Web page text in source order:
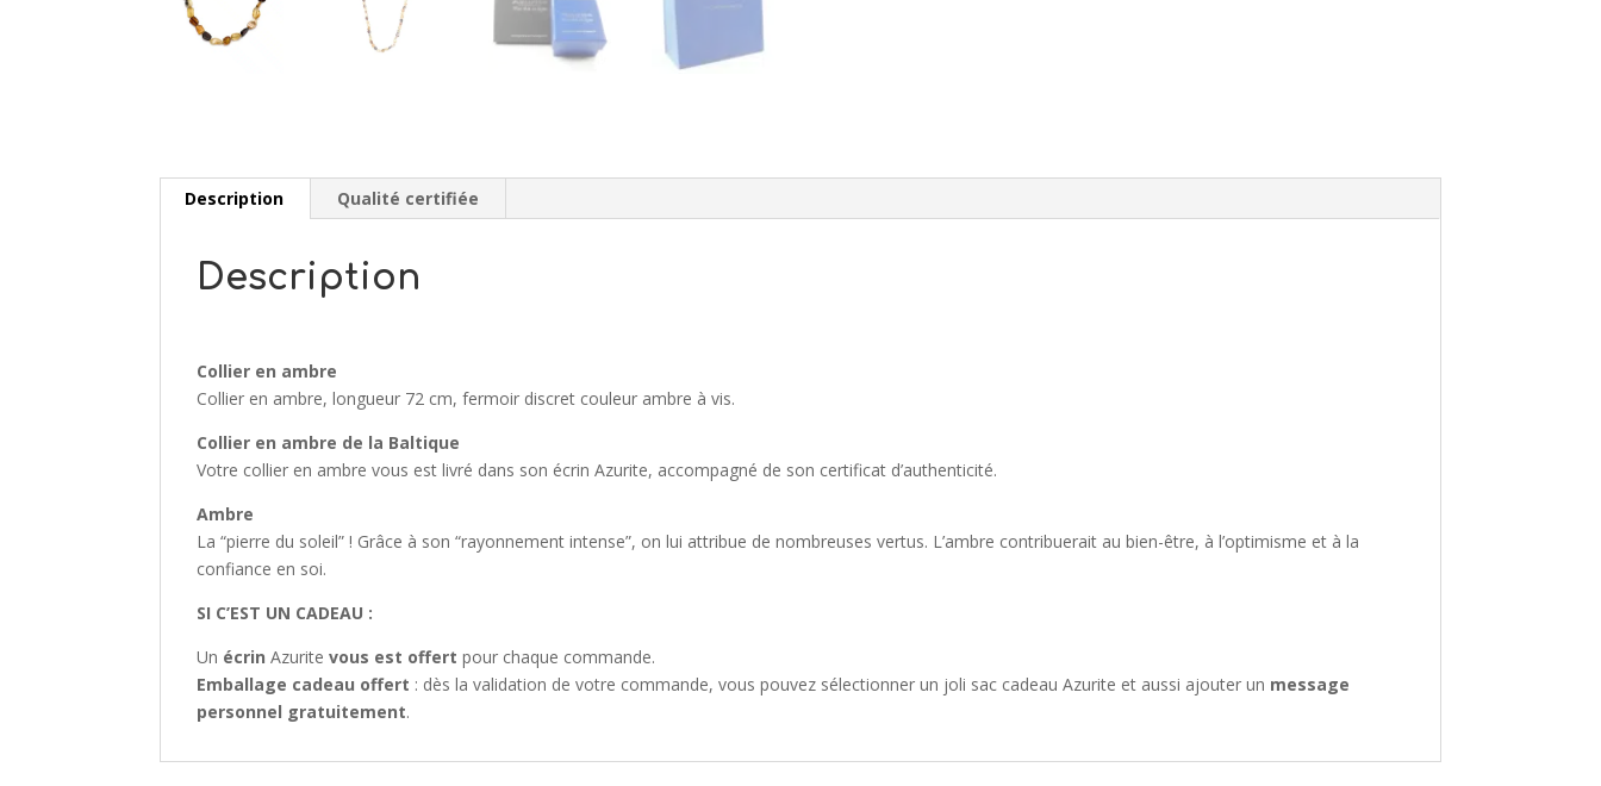
Description Qualité certifiée
Description
Collier en ambre
Collier en ambre, longueur 72 cm, fermoir discret couleur ambre à vis.
Collier en ambre de la Baltique
Votre collier en ambre vous est livré dans son écrin Azurite, accompagné de son certificat d’authenticité.
Ambre
La “pierre du soleil” ! Grâce à son “rayonnement intense”, on lui attribue de nombreuses vertus. L’ambre contribuerait au bien-être, à l’optimisme et à la
confiance en soi.
SI C’EST UN CADEAU :
Un écrin Azurite vous est offert pour chaque commande.
Emballage cadeau offert : dès la validation de votre commande, vous pouvez sélectionner un joli sac cadeau Azurite et aussi ajouter un message
personnel gratuitement.